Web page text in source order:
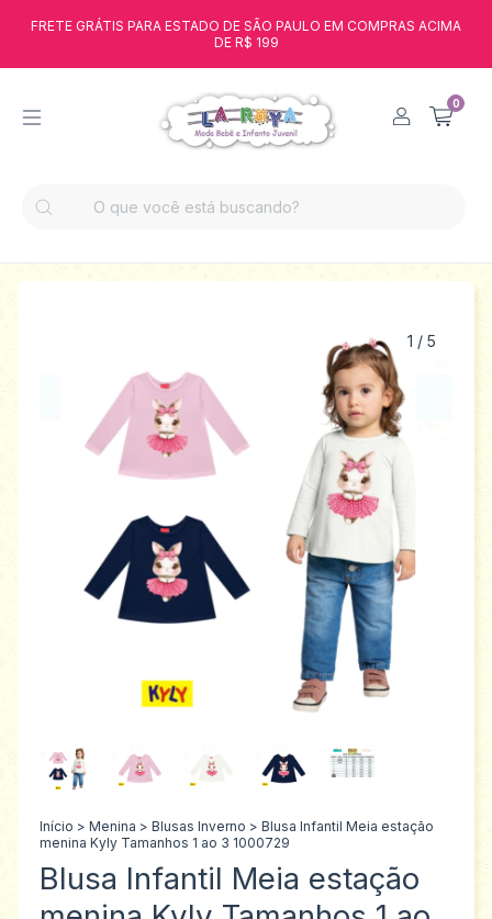
FRETE GRÁTIS PARA ESTADO DE SÃO PAULO EM COMPRAS ACIMA
DE R$ 199
0
1 / 5
Início > Menina > Blusas Inverno > Blusa Infantil Meia estação
menina Kyly Tamanhos 1 ao 3 1000729
Blusa Infantil Meia estação